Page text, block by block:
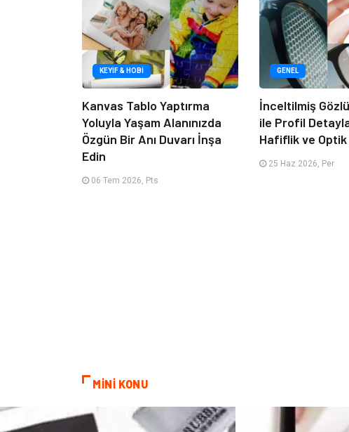
KEYIF & HOBI
Kanvas Tablo Yaptırma
Yoluyla Yaşam Alanınızda
Özgün Bir Anı Duvarı İnşa
Edin
06 Tem 2026, Pts
GENEL
İnceltilmiş
ile Profil
Hafiflik ve
25 Haz 2026, Per
MİNİ KONU